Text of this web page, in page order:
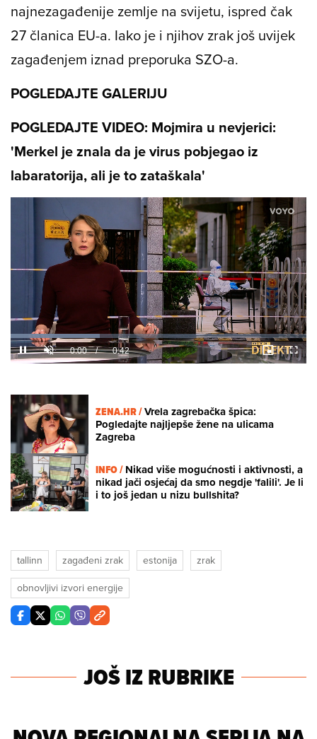
najnezagađenije zemlje na svijetu, ispred čak
27 članica EU-a. Iako je i njihov zrak još uvijek
zagađenjem iznad preporuka SZO-a.
POGLEDAJTE GALERIJU
POGLEDAJTE VIDEO: Mojmira u nevjerici:
'Merkel je znala da je virus pobjegao iz
labaratorija, ali je to zataškala'
Unmute /
Loaded:
30.11%
ZENA.HR /Vrela zagrebačka špica:
Pogledajte najljepše žene na ulicama
Zagreba
INFO /Nikad više mogućnosti i aktivnosti, a
nikad jači osjećaj da smo negdje 'falili'. Je li
i to još jedan u nizu bullshita?
tallinn zagađeni zrak estonija
zrak
obnovljivi izvori energije
JOŠ IZ RUBRIKE